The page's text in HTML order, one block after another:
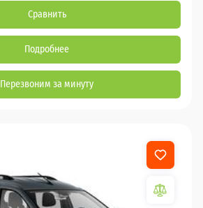
Сравнить
Подробнее
Перезвоним за минуту